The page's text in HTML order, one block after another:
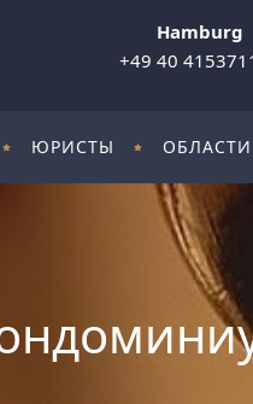
Hamburg
+49 40
ЮРИСТЫ